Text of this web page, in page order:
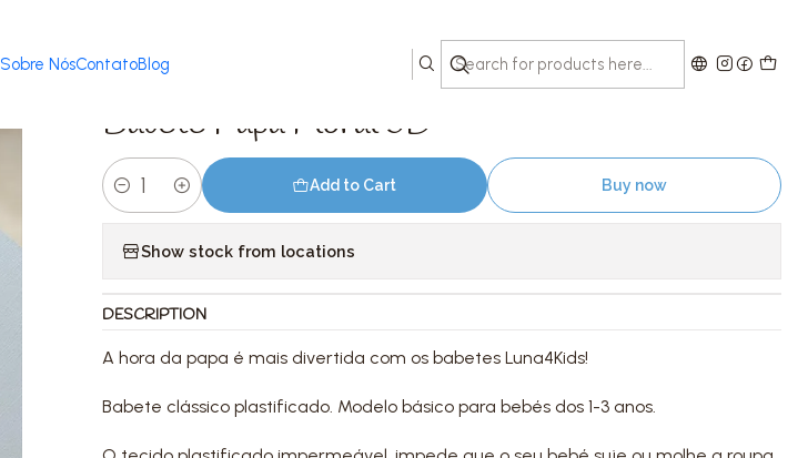
Sobre NósContatoBlog
Babete Papa Floral 3D
Quantity
Add to Cart Buy now
Show stock from locations
DESCRIPTION
A hora da papa é mais divertida com os babetes Luna4Kids!
Babete clássico plastificado. Modelo básico para bebés dos 1-3 anos.